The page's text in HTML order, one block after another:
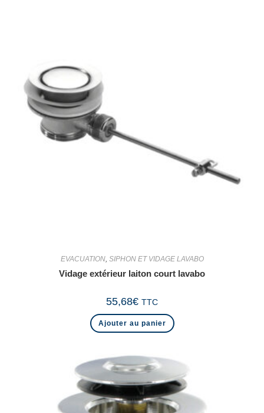
EVACUATION, SIPHON ET VIDAGE LAVABO
Vidage extérieur laiton court lavabo
55,68€ TTC
Ajouter au panier